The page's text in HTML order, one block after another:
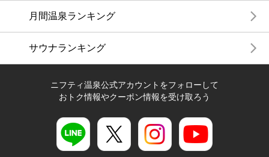
月間温泉ランキング
サウナランキング
ニフティ温泉公式アカウントをフォローして
おトク情報やクーポン情報を受け取ろう